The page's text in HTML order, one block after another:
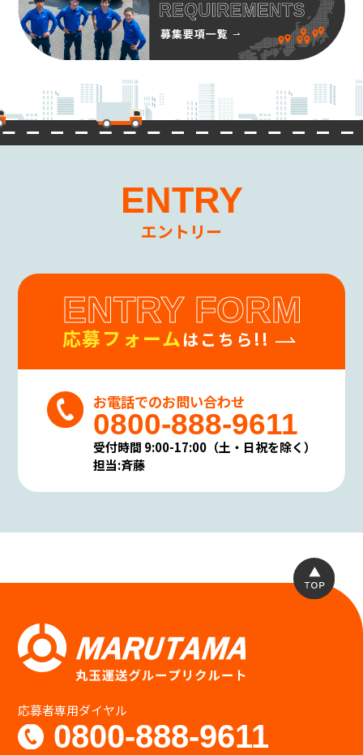
る場合を除き、その利用について、お客様の同
意を頂くものとします。
(3)個人情報の第三者提供
当社は、お客様の同意なしに第三者へお客様
の個人情報の提供は行いません。
但し個人情報に適用される法律その他の規範
により、当社が従うべき法令上の義務等の特別
(4)個人情報の開示・修正等の手続
お客様からご提供頂いた個人情報に関して、照
会、訂正、削除を要望される場合は、お問い
合わせ先窓口までご連絡下さい。
ることが確認できた場合に限り、合理的な期間
内に、お客様の個人情報を開示、訂正、削除
致します。
(5)個人情報の開示等に要する手数料
開示請求者(お客様ご本人と認められる方)に対
し開示等に要する手数料のご負担をお願いす
る場合がありますが、その場合はあらかじめ
その旨を明らかにしご負担頂くことと致しま
個人情報の保護に関する法令・規範の遵守
守します。
本方針は当社の個人情報の取り扱いに関して
方針に則って個人情報保護法等の法令・規範に
基づく個人情報の保護に努めます。
個人情報の安全管理措置について
当社は、個人情報への不正アクセス、個人情報
し、正確性及び安全性を確保するために管理
体制を整備し、適切な安全対策を実施致しま
す。
ENTRY
エントリー
ENTRY FORM
応募フォームはこちら!!
お電話でのお問い合わせ
0800-888-9611
受付時間 9:00-17:00（土・日祝を除く）
担当:斉藤
応募者専用ダイヤル
0800-888-9611